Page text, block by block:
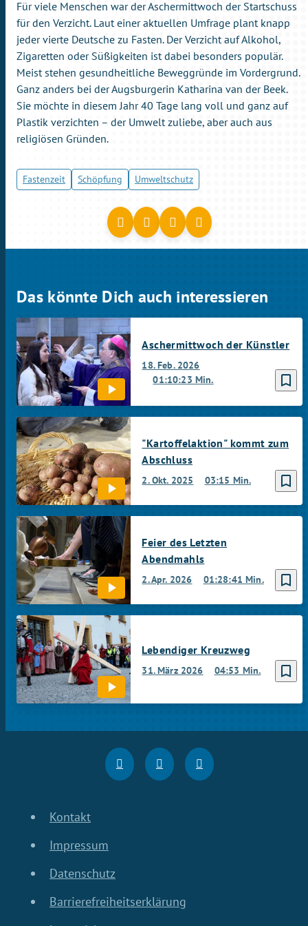
Für viele Menschen war der Aschermittwoch der Startschuss
für den Verzicht. Laut einer aktuellen Umfrage plant knapp
jeder vierte Deutsche zu Fasten. Der Verzicht auf Alkohol,
Zigaretten oder Süßigkeiten ist dabei besonders populär.
Meist stehen gesundheitliche Beweggründe im Vordergrund.
Ganz anders bei der Augsburgerin Katharina van der Beek.
Sie möchte in diesem Jahr 40 Tage lang voll und ganz auf
Plastik verzichten – der Umwelt zuliebe, aber auch aus
religiösen Gründen.
Fastenzeit Schöpfung Umweltschutz
Das könnte Dich auch interessieren
bookmark_border
18. Feb. 2026
01:10:23 Min.
Aschermittwoch der Künstler
bookmark_border
2. Okt. 2025 03:15 Min.
"Kartoffelaktion" kommt zum
Abschluss
bookmark_border
2. Apr. 2026 01:28:41 Min.
Feier des Letzten
Abendmahls
bookmark_border
31. März 2026 04:53 Min.
Lebendiger Kreuzweg
Kontakt
Impressum
Datenschutz
Barrierefreiheitserklärung